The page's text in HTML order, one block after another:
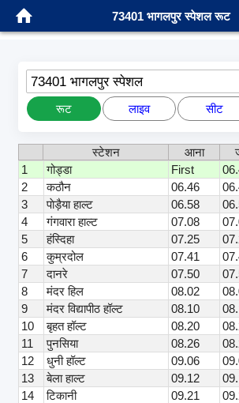
73401 भागलपुर स्पेशल रूट
73401 भागलपुर स्पेशल
रूट लाइव सीट
स्टेशन आना
1
गोड्डा First
2
कठौन 06.46
3
पाेड़ैया हाल्ट 06.58
4
गंगवारा हाल्ट 07.08
5
हंस्दिहा 07.25
6
कुम्रदोल 07.41
7
दानरे 07.50
8
मंदर हिल 08.02
9
मंदर विद्यापीठ हॉल्ट 08.10
10
बृहत हॉल्ट 08.20
11
पुनसिया 08.26
12
धुनी हॉल्ट 09.06
13
बेला हाल्ट 09.12
14
टिकानी 09.21